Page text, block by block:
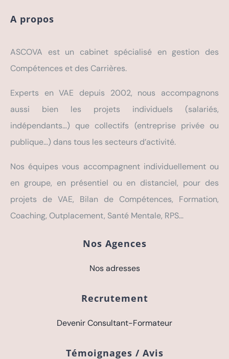
A propos
ASCOVA est un cabinet spécialisé en gestion des
Compétences et des Carrières.
Experts en VAE depuis 2002, nous accompagnons
aussi bien les projets individuels (salariés,
indépendants…) que collectifs (entreprise privée ou
publique…) dans tous les secteurs d’activité.
Nos équipes vous accompagnent individuellement ou
en groupe, en présentiel ou en distanciel, pour des
projets de VAE, Bilan de Compétences, Formation,
Coaching, Outplacement, Santé Mentale, RPS…
Nos Agences
Nos adresses
Recrutement
Devenir Consultant-Formateur
Témoignages / Avis